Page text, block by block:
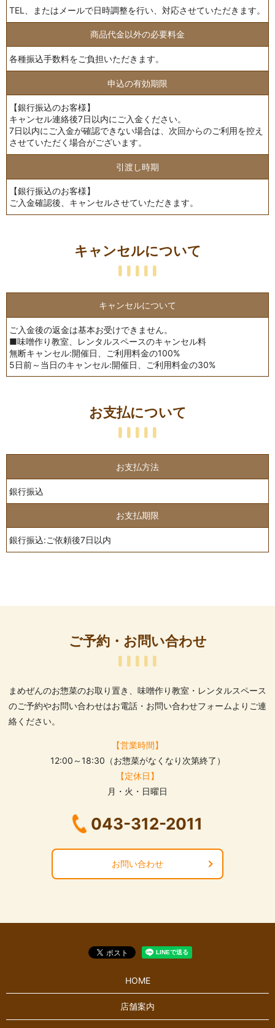
TEL、またはメールで日時調整を行い、対応させていただきます。
商品代金以外の必要料金
各種振込手数料をご負担いただきます。
申込の有効期限
【銀行振込のお客様】
キャンセル連絡後7日以内にご入金ください。
7日以内にご入金が確認できない場合は、次回からのご利用を控え
させていただく場合がございます。
引渡し時期
【銀行振込のお客様】
ご入金確認後、キャンセルさせていただきます。
キャンセルについて
キャンセルについて
ご入金後の返金は基本お受けできません。
■味噌作り教室、レンタルスペースのキャンセル料
無断キャンセル:開催日、ご利用料金の100%
5日前～当日のキャンセル:開催日、ご利用料金の30%
お支払について
お支払方法
銀行振込
お支払期限
銀行振込:ご依頼後7日以内
ご予約・お問い合わせ
まめぜんのお惣菜のお取り置き、味噌作り教室・レンタルスペース
のご予約やお問い合わせはお電話・お問い合わせフォームよりご連
絡ください。
【営業時間】
12:00～18:30（お惣菜がなくなり次第終了）
【定休日】
月・火・日曜日
043-312-2011
お問い合わせ
HOME
店舗案内